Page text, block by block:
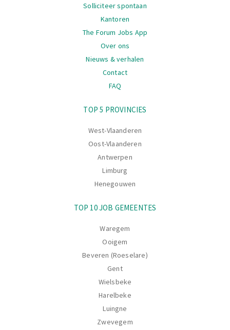
Solliciteer spontaan
Kantoren
The Forum Jobs App
Over ons
Nieuws & verhalen
Contact
FAQ
TOP 5 PROVINCIES
West-Vlaanderen
Oost-Vlaanderen
Antwerpen
Limburg
Henegouwen
TOP 10 JOB GEMEENTES
Waregem
Ooigem
Beveren (Roeselare)
Gent
Wielsbeke
Harelbeke
Luingne
Zwevegem